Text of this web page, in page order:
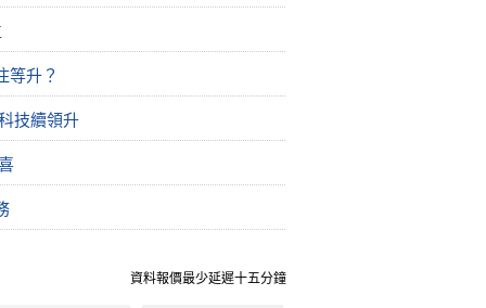
等升？
技續領升
資料報價最少延遲十五分鐘